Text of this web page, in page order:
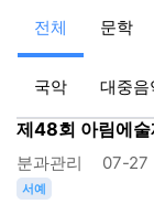
전체 문학
국악 대중음
서예공모대전 개
분과관리 07-31
제48회 아림에
분과관리 07-27
서예